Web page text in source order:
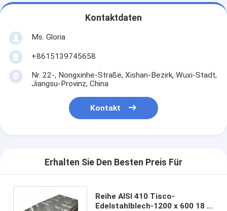
Kontaktdaten
Ms. Gloria
+8615139745658
Nr. 22-, Nongxinhe-Straße, Xishan-Bezirk, Wuxi-Stadt,
Jiangsu-Provinz, China
Kontakt
Erhalten Sie Den Besten Preis Für
Reihe AISI 410 Tisco-
Edelstahlblech-1200 x 600 18 x